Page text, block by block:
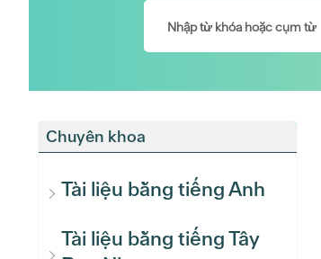
Chuyên khoa
Tài liệu bằng tiếng Anh
Tài liệu bằng tiếng Tây